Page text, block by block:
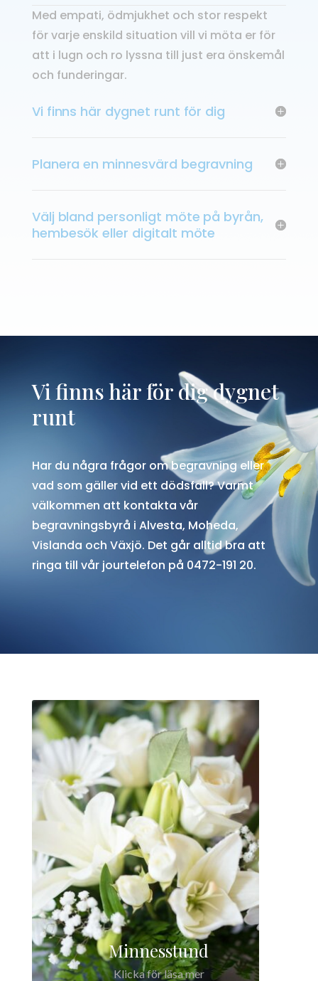
Med empati, ödmjukhet och stor respekt
för varje enskild situation vill vi möta er för
att i lugn och ro lyssna till just era önskemål
och funderingar.
Vi finns här dygnet runt för dig
Planera en minnesvärd begravning
Välj bland personligt möte på byrån,
hembesök eller digitalt möte
Vi finns här för dig dygnet
runt
Har du några frågor om begravning eller
vad som gäller vid ett dödsfall? Varmt
välkommen att kontakta vår
begravningsbyrå i Alvesta, Moheda,
Vislanda och Växjö. Det går alltid bra att
ringa till vår jourtelefon på 0472-191 20.
Minnesstund
Klicka för läsa mer